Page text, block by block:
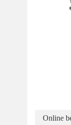
Online